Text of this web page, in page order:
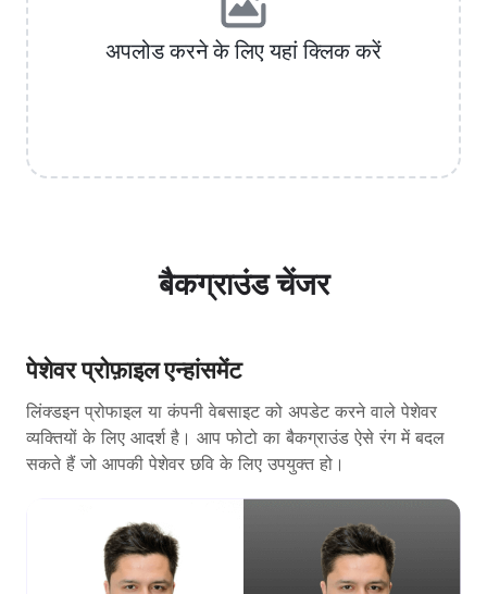
अपलोड करने के लिए यहां क्लिक करें
बैकग्राउंड चेंजर
पेशेवर प्रोफ़ाइल एन्हांसमेंट
लिंक्डइन प्रोफाइल या कंपनी वेबसाइट को अपडेट करने वाले पेशेवर
व्यक्तियों के लिए आदर्श है। आप फोटो का बैकग्राउंड ऐसे रंग में बदल
सकते हैं जो आपकी पेशेवर छवि के लिए उपयुक्त हो।